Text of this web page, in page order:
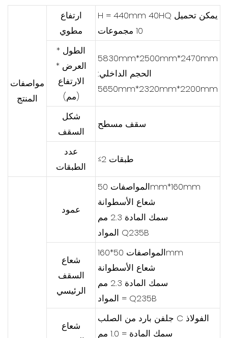
مواصفات
المنتج
ارتفاع
مطوي
H = 440mm 40HQ يمكن تحميل
10 مجموعات
الطول *
العرض *
الارتفاع
(مم)
5830mm*2500mm*2470mm
الحجم الداخلي:
5650mm*2320mm*2200mm
شكل
السقف
سقف مسطح
عدد
الطبقات
≤2 طبقات
عمود
المواصفات 50mm*160mm
شعاع الأسطوانة
سمك المادة 2.3 مم
المواد Q235B
شعاع
السقف
الرئيسي
المواصفات 50*160mm
شعاع الأسطوانة
سمك المادة 2.3 مم
المواد = Q235B
شعاع
جلفن بارد من الصلب C الفولاذ
سمك المادة = 1.0 مم